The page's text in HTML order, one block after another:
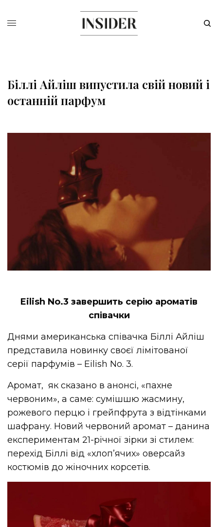
Біллі Айліш випустила свій новий і
останній парфум
Eilish No.3 завершить серію ароматів
співачки
Днями американська співачка Біллі Айліш
представила новинку своєї лімітованої
серії парфумів – Eilish No. 3.
Аромат, як сказано в анонсі, «пахне
червоним», а саме: сумішшю жасмину,
рожевого перцю і грейпфрута з відтінками
шафрану. Новий червоний аромат – данина
експериментам 21-річної зірки зі стилем:
перехід Біллі від «хлоп’ячих» оверсайз
костюмів до жіночних корсетів.